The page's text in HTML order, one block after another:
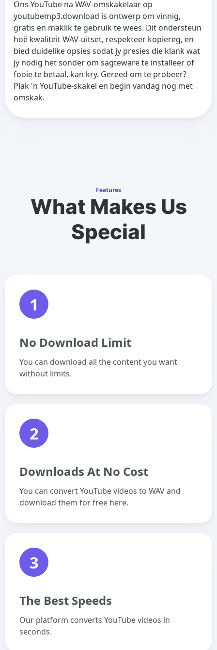
Ons YouTube na WAV-omskakelaar op
youtubemp3.download is ontwerp om vinnig,
gratis en maklik te gebruik te wees. Dit ondersteun
hoë kwaliteit WAV-uitset, respekteer kopiereg, en
bied duidelike opsies sodat jy presies die klank wat
jy nodig het sonder om sagteware te installeer of
fooie te betaal, kan kry. Gereed om te probeer?
Plak 'n YouTube-skakel en begin vandag nog met
omskak.
Features
What Makes Us
Special
1
No Download Limit
You can download all the content you want
without limits.
2
Downloads At No Cost
You can convert YouTube videos to WAV and
download them for free here.
3
The Best Speeds
Our platform converts YouTube videos in
seconds.